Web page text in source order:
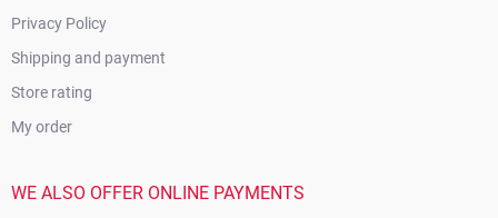
Privacy Policy
Shipping and payment
Store rating
My order
WE ALSO OFFER ONLINE PAYMENTS